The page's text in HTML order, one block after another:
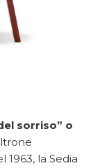
sorriso” o
1963, la Sedia